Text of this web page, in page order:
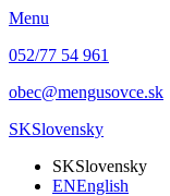
Menu
052/77 54 961
obec@mengusovce.sk
SKSlovensky
SKSlovensky
ENEnglish